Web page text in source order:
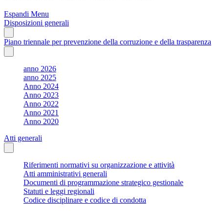
Espandi Menu
Disposizioni generali
Piano triennale per prevenzione della corruzione e della trasparenza
anno 2026
anno 2025
Anno 2024
Anno 2023
Anno 2022
Anno 2021
Anno 2020
Atti generali
Riferimenti normativi su organizzazione e attività
Atti amministrativi generali
Documenti di programmazione strategico gestionale
Statuti e leggi regionali
Codice disciplinare e codice di condotta